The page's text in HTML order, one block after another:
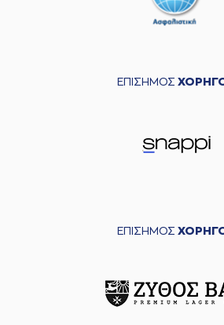
ΕΠΙΣΗΜΟΣ
ΕΠΙΣΗΜΟΣ